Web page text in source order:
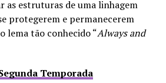
as estruturas de uma linhagem
protegerem e permanecerem
lema tão conhecido “Always and
Temporada